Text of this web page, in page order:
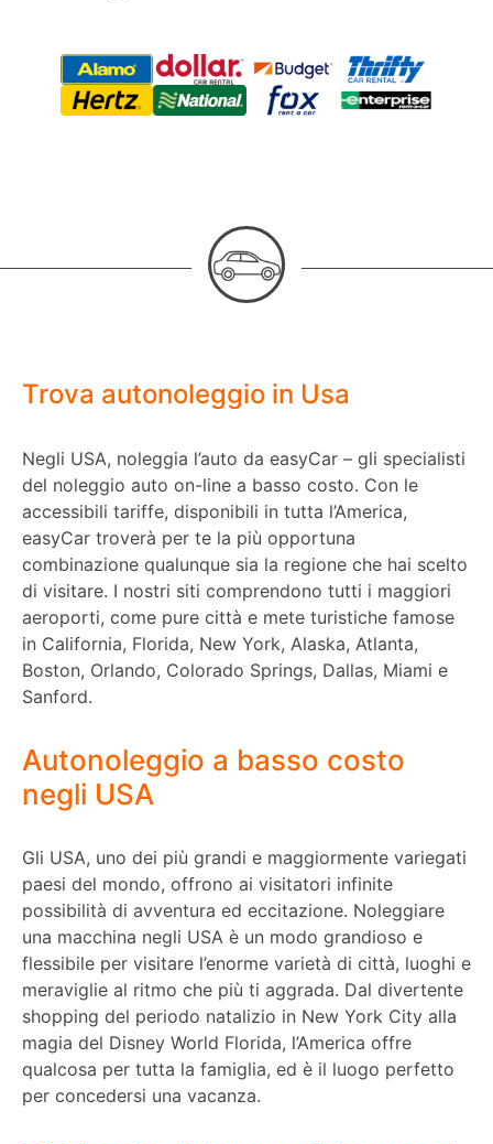
Trova autonoleggio in Usa
Negli USA, noleggia l’auto da easyCar – gli specialisti
del noleggio auto on-line a basso costo. Con le
accessibili tariffe, disponibili in tutta l’America,
easyCar troverà per te la più opportuna
combinazione qualunque sia la regione che hai scelto
di visitare. I nostri siti comprendono tutti i maggiori
aeroporti, come pure città e mete turistiche famose
in California, Florida, New York, Alaska, Atlanta,
Boston, Orlando, Colorado Springs, Dallas, Miami e
Sanford.
Autonoleggio a basso costo
negli USA
Gli USA, uno dei più grandi e maggiormente variegati
paesi del mondo, offrono ai visitatori infinite
possibilità di avventura ed eccitazione. Noleggiare
una macchina negli USA è un modo grandioso e
flessibile per visitare l’enorme varietà di città, luoghi e
meraviglie al ritmo che più ti aggrada. Dal divertente
shopping del periodo natalizio in New York City alla
magia del Disney World Florida, l’America offre
qualcosa per tutta la famiglia, ed è il luogo perfetto
per concedersi una vacanza.